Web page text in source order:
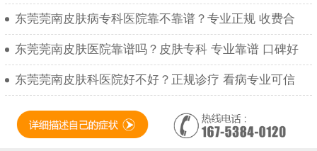
东莞莞南皮肤病专科医院靠不靠谱？专业正规 收费合
东莞莞南皮肤医院靠谱吗？皮肤专科 专业靠谱 口碑好
东莞莞南皮肤科医院好不好？正规诊疗 看病专业可信